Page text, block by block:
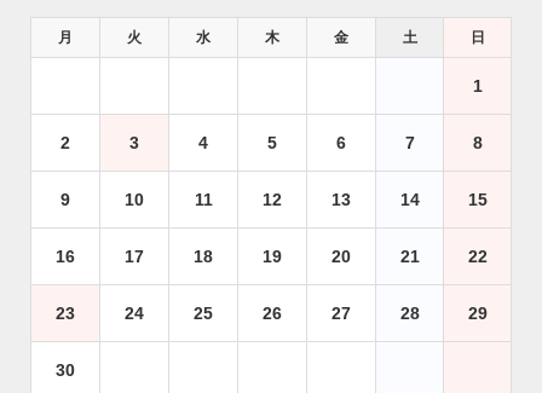
月 火 水 木 金 土 日
1
2 3 4 5 6 7 8
9 10 11 12 13 14 15
16 17 18 19 20 21 22
23 24 25 26 27 28 29
30